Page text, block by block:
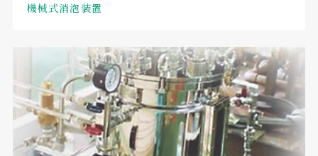
機械式消泡装置